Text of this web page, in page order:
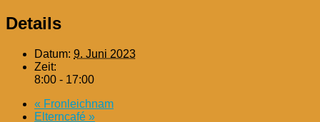
Details
Datum: 9. Juni 2023
Zeit:
8:00 - 17:00
« Fronleichnam
Elterncafé »